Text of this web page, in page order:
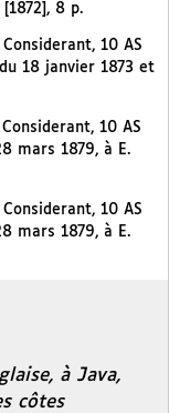
8 p.
10 AS
18 janvier 1873 et
10 AS
mars 1879, à E.
10 AS
mars 1879, à E.
à Java,
côtes